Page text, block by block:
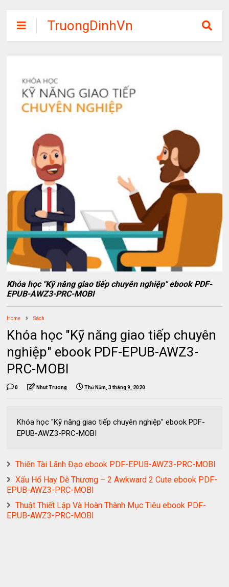
TruongDinhVn
Chia sẽ ebook,
tập miễn phí
Khóa học "Kỹ năng giao tiếp chuyên nghiệp" ebook PDF-
EPUB-AWZ3-PRC-MOBI
Home Sách
Khóa học "Kỹ năng giao tiếp chuyên
nghiệp" ebook PDF-EPUB-AWZ3-
PRC-MOBI
0 Nhut Truong Thứ Năm, 3 tháng 9, 2020
Khóa học "Kỹ năng giao tiếp chuyên nghiệp" ebook PDF-
EPUB-AWZ3-PRC-MOBI
Thiên Tài Lãnh Đạo ebook PDF-EPUB-AWZ3-PRC-MOBI
Xấu Hổ Hay Dễ Thương – 2 Awkward 2 Cute ebook PDF-
EPUB-AWZ3-PRC-MOBI
Thuật Thiết Lập Và Hoàn Thành Mục Tiêu ebook PDF-
EPUB-AWZ3-PRC-MOBI